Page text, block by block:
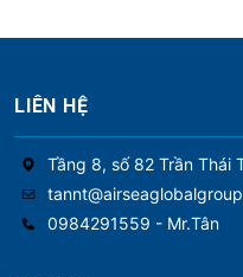
LIÊN HỆ
Tầng 8, số 82 Trần Thái
0984291559 - Mr.Tân